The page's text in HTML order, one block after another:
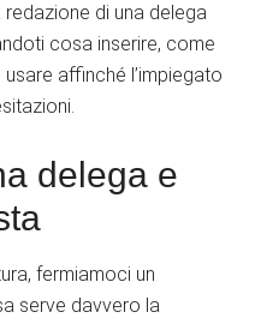
di una delega
cosa inserire, come
affinché l’impiegato
delega e
fermiamoci un
serve davvero la